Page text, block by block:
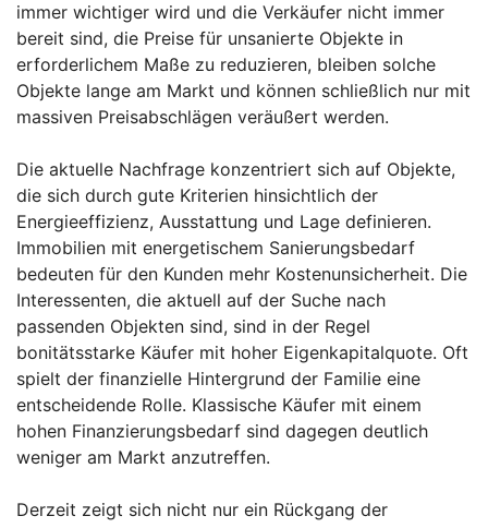
immer wichtiger wird und die Verkäufer nicht immer
bereit sind, die Preise für unsanierte Objekte in
erforderlichem Maße zu reduzieren, bleiben solche
Objekte lange am Markt und können schließlich nur mit
massiven Preisabschlägen veräußert werden.
Die aktuelle Nachfrage konzentriert sich auf Objekte,
die sich durch gute Kriterien hinsichtlich der
Energieeffizienz, Ausstattung und Lage definieren.
Immobilien mit energetischem Sanierungsbedarf
bedeuten für den Kunden mehr Kostenunsicherheit. Die
Interessenten, die aktuell auf der Suche nach
passenden Objekten sind, sind in der Regel
bonitätsstarke Käufer mit hoher Eigenkapitalquote. Oft
spielt der finanzielle Hintergrund der Familie eine
entscheidende Rolle. Klassische Käufer mit einem
hohen Finanzierungsbedarf sind dagegen deutlich
weniger am Markt anzutreffen.
Derzeit zeigt sich nicht nur ein Rückgang der